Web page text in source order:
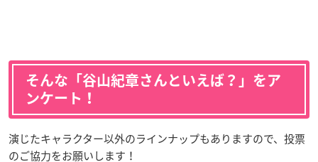
そんな「谷山紀章さんといえば？」をア
ンケート！
演じたキャラクター以外のラインナップもありますので、投票
のご協力をお願いします！